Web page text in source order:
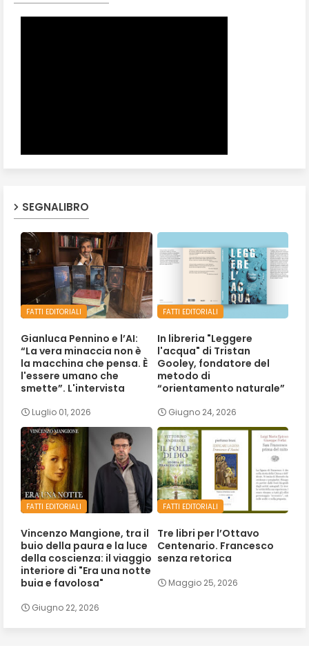
SEGNALIBRO
FATTI EDITORIALI
Gianluca Pennino e l’AI:
“La vera minaccia non è
la macchina che pensa. È
l'essere umano che
smette”. L'intervista
Luglio 01, 2026
FATTI EDITORIALI
In libreria "Leggere
l'acqua" di Tristan
Gooley, fondatore del
metodo di
“orientamento naturale”
Giugno 24, 2026
FATTI EDITORIALI
Vincenzo Mangione, tra il
buio della paura e la luce
della coscienza: il viaggio
interiore di "Era una notte
buia e favolosa"
Giugno 22, 2026
FATTI EDITORIALI
Tre libri per l’Ottavo
Centenario. Francesco
senza retorica
Maggio 25, 2026